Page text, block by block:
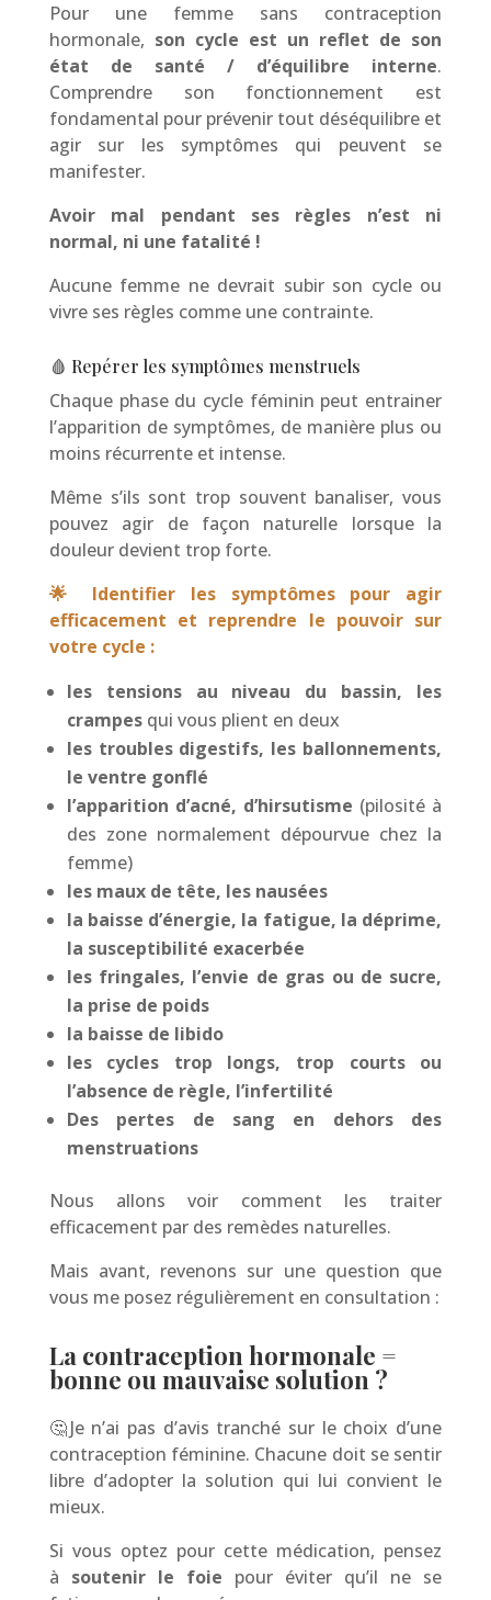
Pour une femme sans contraception
hormonale, son cycle est un reflet de son
état de santé / d’équilibre interne.
Comprendre son fonctionnement est
fondamental pour prévenir tout déséquilibre et
agir sur les symptômes qui peuvent se
manifester.
Avoir mal pendant ses règles n’est ni
normal, ni une fatalité !
Aucune femme ne devrait subir son cycle ou
vivre ses règles comme une contrainte.
🩸 Repérer les symptômes menstruels
Chaque phase du cycle féminin peut entrainer
l’apparition de symptômes, de manière plus ou
moins récurrente et intense.
Même s’ils sont trop souvent banaliser, vous
pouvez agir de façon naturelle lorsque la
douleur devient trop forte.
🌟 Identifier les symptômes pour agir
efficacement et reprendre le pouvoir sur
votre cycle :
les tensions au niveau du bassin, les
crampes qui vous plient en deux
les troubles digestifs, les ballonnements,
le ventre gonflé
l’apparition d’acné, d’hirsutisme (pilosité à
des zone normalement dépourvue chez la
femme)
les maux de tête, les nausées
la baisse d’énergie, la fatigue, la déprime,
la susceptibilité exacerbée
les fringales, l’envie de gras ou de sucre,
la prise de poids
la baisse de libido
les cycles trop longs, trop courts ou
l’absence de règle, l’infertilité
Des pertes de sang en dehors des
menstruations
Nous allons voir comment les traiter
efficacement par des remèdes naturelles.
Mais avant, revenons sur une question que
vous me posez régulièrement en consultation :
La contraception hormonale =
bonne ou mauvaise solution ?
🤔Je n’ai pas d’avis tranché sur le choix d’une
contraception féminine. Chacune doit se sentir
libre d’adopter la solution qui lui convient le
mieux.
Si vous optez pour cette médication, pensez
à soutenir le foie pour éviter qu’il ne se